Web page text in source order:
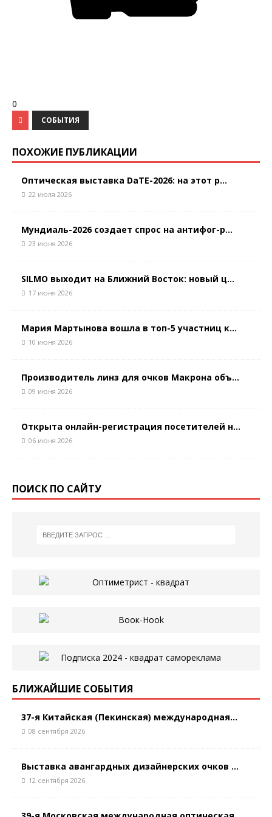
0
СОБЫТИЯ
ПОХОЖИЕ ПУБЛИКАЦИИ
Оптическая выставка DaTE-2026: на этот р...
22 июля 2026
Мундиаль-2026 создает спрос на антифог-р...
23 июня 2026
SILMO выходит на Ближний Восток: новый ц...
17 июня 2026
Мария Мартынова вошла в топ-5 участниц к...
10 июня 2026
Производитель линз для очков Макрона объ...
09 июня 2026
Открыта онлайн-регистрация посетителей н...
06 июня 2026
ПОИСК ПО САЙТУ
БЛИЖАЙШИЕ СОБЫТИЯ
37-я Китайская (Пекинская) международная...
08 сентября 2026
Выставка авангардных дизайнерских очков ...
12 сентября 2026